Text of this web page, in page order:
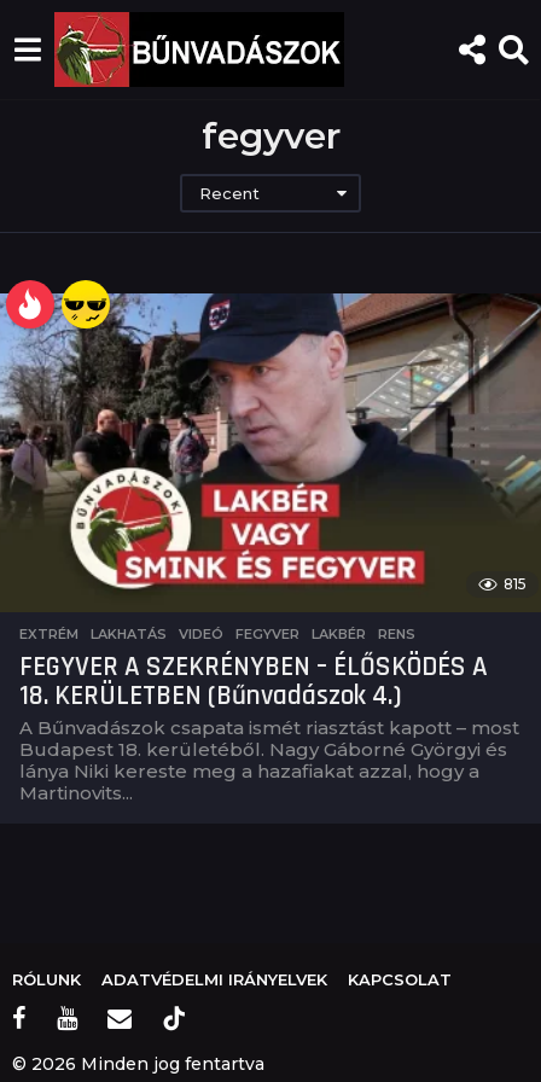
fegyver
Recent
815
EXTRÉM ,LAKHATÁS ,VIDEÓ FEGYVER ,LAKBÉR ,RENS
FEGYVER A SZEKRÉNYBEN – ÉLŐSKÖDÉS A
18. KERÜLETBEN (Bűnvadászok 4.)
A Bűnvadászok csapata ismét riasztást kapott – most
Budapest 18. kerületéből. Nagy Gáborné Györgyi és
lánya Niki kereste meg a hazafiakat azzal, hogy a
Martinovits...
RÓLUNK ADATVÉDELMI IRÁNYELVEK KAPCSOLAT
© 2026 Minden jog fentartva